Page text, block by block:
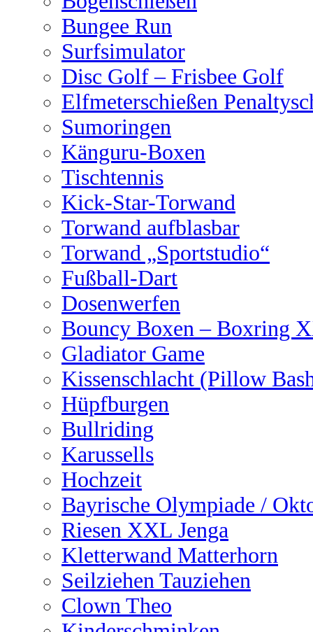
Bungee Run
Surfsimulator
Disc Golf – Frisbee Golf
Elfmeterschießen
Sumoringen
Känguru-Boxen
Tischtennis
Kick-Star-Torwand
Torwand aufblasbar
Torwand „Sportstudio“
Fußball-Dart
Dosenwerfen
Bouncy Boxen – Boxring
Gladiator Game
Kissenschlacht (Pillow
Hüpfburgen
Bullriding
Karussells
Hochzeit
Bayrische Olympiade /
Riesen XXL Jenga
Kletterwand Matterhorn
Seilziehen Tauziehen
Clown Theo